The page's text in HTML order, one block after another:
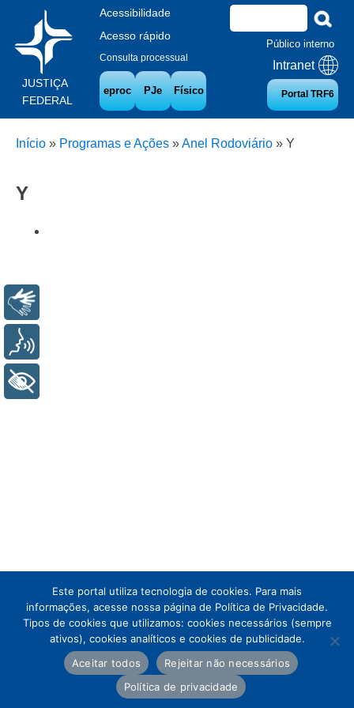
JUSTIÇA
FEDERAL
Acessibilidade
Acesso rápido
Consulta processual
eproc PJe Físico
Público interno
Intranet
Portal TRF6
Início » Programas e Ações »Anel Rodoviário » Y
Y
Este portal utiliza tecnologia de cookies. Para mais
informações, acesse nossa página de Política de Privacidade.
Tipos de cookies que utilizamos: cookies necessários (sempre
ativos), cookies analíticos e cookies de publicidade.
Aceitar todos
Rejeitar não necessários
Política de privacidade